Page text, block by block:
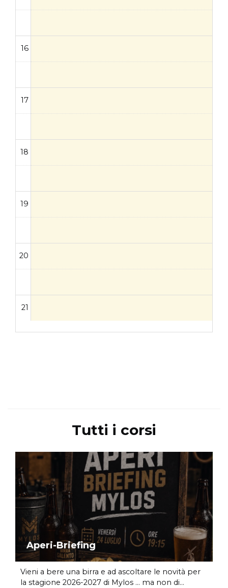
16
17
18
19
20
21
Tutti i corsi
Aperi-Briefing
Vieni a bere una birra e ad ascoltare le novità per
la stagione 2026-2027 di Mylos ... ma non di...